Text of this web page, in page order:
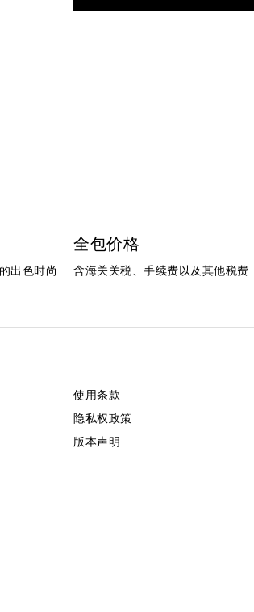
出色时尚
全包价格
含海关关税、手续费以及其他税费
使用条款
隐私权政策
版本声明